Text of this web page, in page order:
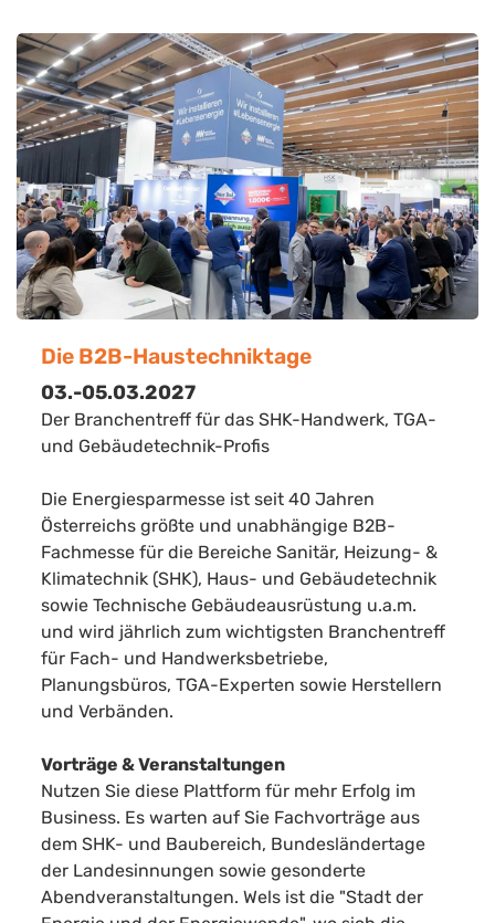
Die B2B-Haustechniktage
03.-05.03.2027
Der Branchentreff für das SHK-Handwerk, TGA-
und Gebäudetechnik-Profis
Die Energiesparmesse ist seit 40 Jahren
Österreichs größte und unabhängige B2B-
Fachmesse für die Bereiche Sanitär, Heizung- &
Klimatechnik (SHK), Haus- und Gebäudetechnik
sowie Technische Gebäudeausrüstung u.a.m.
und wird jährlich zum wichtigsten Branchentreff
für Fach- und Handwerksbetriebe,
Planungsbüros, TGA-Experten sowie Herstellern
und Verbänden.
Vorträge & Veranstaltungen
Nutzen Sie diese Plattform für mehr Erfolg im
Business. Es warten auf Sie Fachvorträge aus
dem SHK- und Baubereich, Bundesländertage
der Landesinnungen sowie gesonderte
Abendveranstaltungen. Wels ist die "Stadt der